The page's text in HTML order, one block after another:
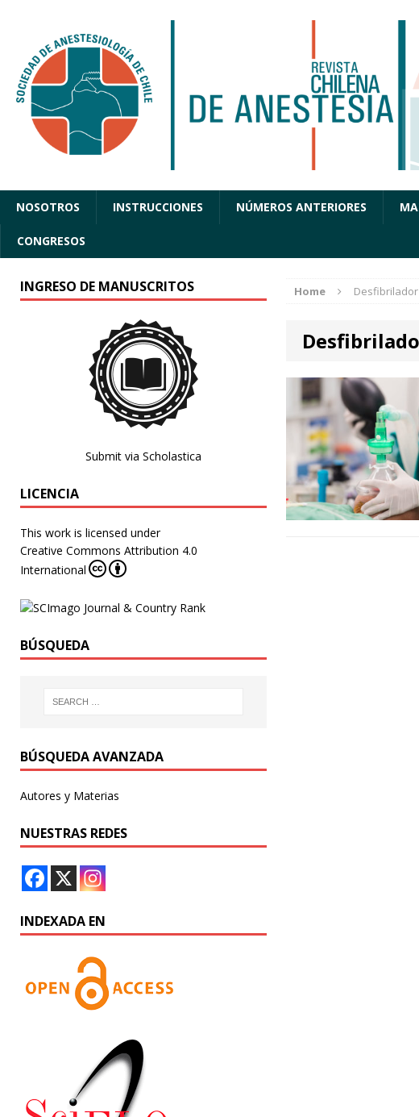
NOSOTROS INSTRUCCIONES NÚMEROS ANTERIORES
CONGRESOS
Home
INGRESO DE MANUSCRITOS
Submit via Scholastica
LICENCIA
This work is licensed under
Creative Commons Attribution 4.0
International
BÚSQUEDA
BÚSQUEDA AVANZADA
Autores y Materias
NUESTRAS REDES
INDEXADA EN